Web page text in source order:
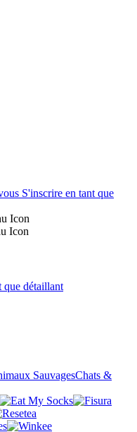
S'inscrire en tant que
que détaillant
SauvagesChats &